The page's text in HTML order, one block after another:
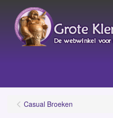
Casual Broeken